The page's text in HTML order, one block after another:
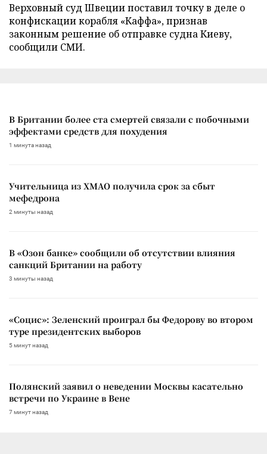
Верховный суд Швеции поставил точку в деле о
конфискации корабля «Каффа», признав
законным решение об отправке судна Киеву,
сообщили СМИ.
В Британии более ста смертей связали с побочными
эффектами средств для похудения
1 минута назад
Учительница из ХМАО получила срок за сбыт
мефедрона
2 минуты назад
В «Озон банке» сообщили об отсутствии влияния
санкций Британии на работу
3 минуты назад
«Социс»: Зеленский проиграл бы Федорову во втором
туре президентских выборов
5 минут назад
Полянский заявил о неведении Москвы касательно
встречи по Украине в Вене
7 минут назад